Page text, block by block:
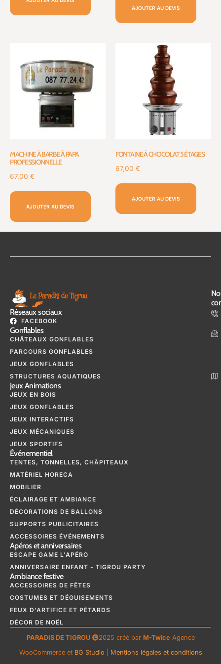
AJOUTER AU DEVIS
MACHINE À BARBE À PAPA
PROFESSIONNELLE
67,00 €
AJOUTER AU DEVIS
FONTAINE À CHOCOLAT 5 ÉTAGES
67,00 €
AJOUTER AU DEVIS
Réseaux sociaux
FACEBOOK
Gonflables
CHÂTEAUX GONFLABLES
PARCOURS GONFLABLES
JEUX GONFLABLES
STRUCTURES AQUATIQUES
Jeux Animations
JEUX EN BOIS
JEUX GONFLABLES
JEUX INTERACTIFS
JEUX MÉCANIQUES
JEUX SPORTIFS
Événementiel
TENTES, TONNELLES, CHÂPITEAUX
MATÉRIEL HORECA
MOBILIER
ÉCLAIRAGE ET AMBIANCE
DÉCORATIONS DE BALLONS
SUPPORTS PUBLICITAIRES
ACCESSOIRES ÉVÉNEMENTS
Apéros et anniversaires
ESCAPE GAME L'APÉRO
ANNIVERSAIRE ENFANT - TIGROU PARTY
Ambiance festive
ACCESSOIRES DE FÊTES
COSTUMES ET DÉGUISEMENTS
FEUX D'ARTIFICE ET PÉTARDS
DÉCOR DE NOËL
PARADIS DE TIGROU 2025 créé par M-Twice Agence
WooCommerce et BG Studio
Mentions légales et conditions